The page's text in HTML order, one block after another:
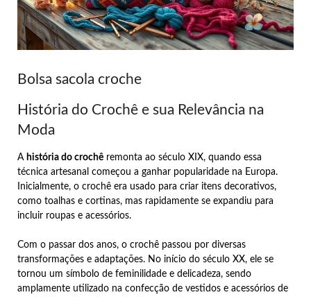
Bolsa sacola croche
História do Crochê e sua Relevância na
Moda
A história do crochê remonta ao século XIX, quando essa
técnica artesanal começou a ganhar popularidade na Europa.
Inicialmente, o crochê era usado para criar itens decorativos,
como toalhas e cortinas, mas rapidamente se expandiu para
incluir roupas e acessórios.
Com o passar dos anos, o crochê passou por diversas
transformações e adaptações. No início do século XX, ele se
tornou um símbolo de feminilidade e delicadeza, sendo
amplamente utilizado na confecção de vestidos e acessórios de